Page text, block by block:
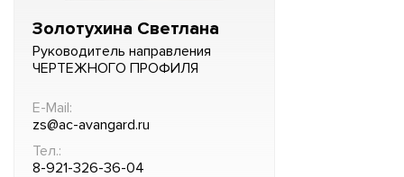
Золотухина Светлана
Руководитель направления
ЧЕРТЕЖНОГО ПРОФИЛЯ
E-Mail:
zs@ac-avangard.ru
Тел.:
8-921-326-36-04